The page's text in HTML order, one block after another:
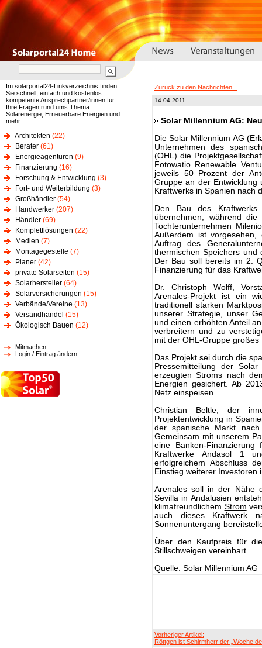
Im solarportal24-Linkverzeichnis finden
Sie schnell, einfach und kostenlos
kompetente Ansprechpartner/innen für
Ihre Fragen rund ums Thema
Solarenergie, Erneuerbare Energien und
mehr.
Architekten (22)
Berater (61)
Energieagenturen (9)
Finanzierung (16)
Forschung & Entwicklung (3)
Fort- und Weiterbildung (3)
Großhändler (54)
Handwerker (207)
Händler (69)
Komplettlösungen (22)
Medien (7)
Montagegestelle (7)
Planer (42)
private Solarseiten (15)
Solarhersteller (64)
Solarversicherungen (15)
Verbände/Vereine (13)
Versandhandel (15)
Ökologisch Bauen (12)
Mitmachen
Login / Eintrag ändern
Zurück zu den Nachrichten...
14.04.2011
Solar Millennium AG:
Die Solar Millennium AG
Unternehmen des
(OHL) die
Fotowatio Renewable
jeweils 50 Prozent der
Gruppe an der Entwicklung
Kraftwerks in Spanien nach
Den Bau des Kraftwerks
übernehmen, während
Tochterunternehmen
Außerdem ist vorgesehen,
Auftrag des
thermischen Speichers und
Der Bau soll bereits im 2.
Finanzierung für das
Dr. Christoph Wolff,
Arenales-Projekt ist ein
traditionell starken
unserer Strategie, unser
und einen erhöhten Anteil
verbreitern und zu
mit der OHL-Gruppe großes
Das Projekt sei durch die
Pressemitteilung der
erzeugten Stroms nach
Energien gesichert. Ab
Netz einspeisen.
Christian Beltle, der
Projektentwicklung in
der spanische Markt
Gemeinsam mit unserem
eine Banken-
Kraftwerke Andasol 1
erfolgreichem Abschluss
Einstieg weiterer Investoren
Arenales soll in der Nähe
Sevilla in Andalusien
klimafreundlichem Strom
auch dieses Kraftwerk
Sonnenuntergang
Über den Kaufpreis für
Stillschweigen vereinbart.
Quelle: Solar Millennium AG
Vorheriger Artikel:
Röttgen ist Schirmherr der „Woche